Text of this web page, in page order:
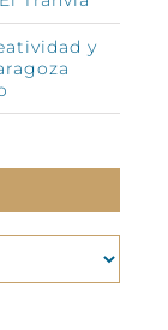
y